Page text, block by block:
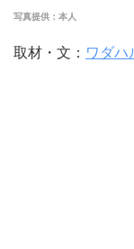
写真提供：本人
取材・文： ワダハ